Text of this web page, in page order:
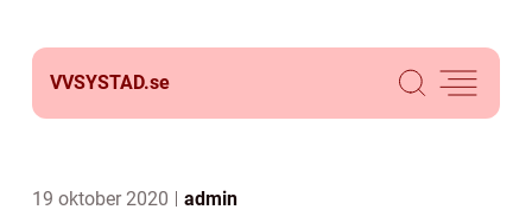
VVSYSTAD.se
19 oktober 2020 admin